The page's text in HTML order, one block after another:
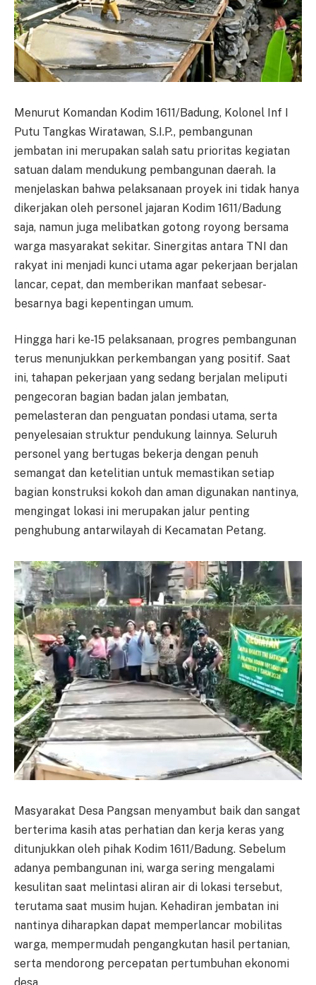
Menurut Komandan Kodim 1611/Badung, Kolonel Inf I
Putu Tangkas Wiratawan, S.I.P., pembangunan
jembatan ini merupakan salah satu prioritas kegiatan
satuan dalam mendukung pembangunan daerah. Ia
menjelaskan bahwa pelaksanaan proyek ini tidak hanya
dikerjakan oleh personel jajaran Kodim 1611/Badung
saja, namun juga melibatkan gotong royong bersama
warga masyarakat sekitar. Sinergitas antara TNI dan
rakyat ini menjadi kunci utama agar pekerjaan berjalan
lancar, cepat, dan memberikan manfaat sebesar-
besarnya bagi kepentingan umum.
Hingga hari ke-15 pelaksanaan, progres pembangunan
terus menunjukkan perkembangan yang positif. Saat
ini, tahapan pekerjaan yang sedang berjalan meliputi
pengecoran bagian badan jalan jembatan,
pemelasteran dan penguatan pondasi utama, serta
penyelesaian struktur pendukung lainnya. Seluruh
personel yang bertugas bekerja dengan penuh
semangat dan ketelitian untuk memastikan setiap
bagian konstruksi kokoh dan aman digunakan nantinya,
mengingat lokasi ini merupakan jalur penting
penghubung antarwilayah di Kecamatan Petang.
Masyarakat Desa Pangsan menyambut baik dan sangat
berterima kasih atas perhatian dan kerja keras yang
ditunjukkan oleh pihak Kodim 1611/Badung. Sebelum
adanya pembangunan ini, warga sering mengalami
kesulitan saat melintasi aliran air di lokasi tersebut,
terutama saat musim hujan. Kehadiran jembatan ini
nantinya diharapkan dapat memperlancar mobilitas
warga, mempermudah pengangkutan hasil pertanian,
serta mendorong percepatan pertumbuhan ekonomi